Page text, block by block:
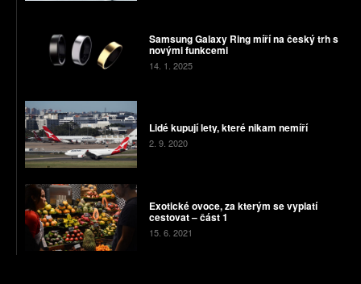
Samsung Galaxy Ring míří na český trh s
novými funkcemi
14. 1. 2025
Lidé kupují lety, které nikam nemíří
2. 9. 2020
Exotické ovoce, za kterým se vyplatí
cestovat – část 1
15. 6. 2021